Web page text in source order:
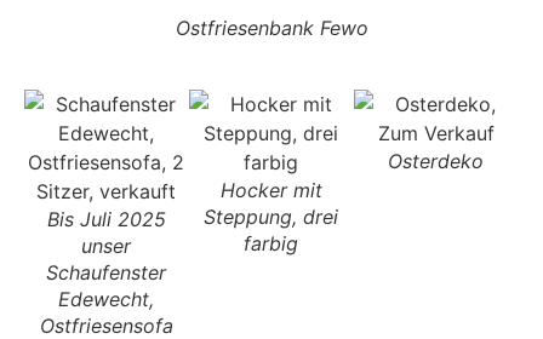
Ostfriesenbank Fewo
Bis Juli 2025
unser
Schaufenster
Edewecht,
Ostfriesensofa
Hocker mit
Steppung, drei
farbig
Osterdeko